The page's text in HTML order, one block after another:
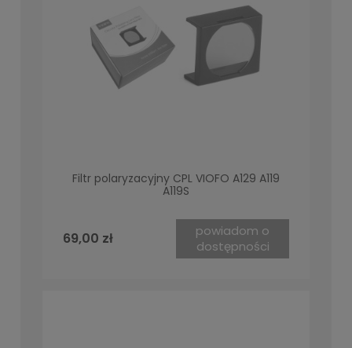
Filtr polaryzacyjny CPL VIOFO A129 A119
A119S
69,00 zł
powiadom o
dostępności